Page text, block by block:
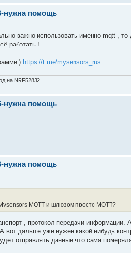
нужна помощь
важно использовать именно mqtt ,
работать !
) https://t.me/mysensors_rus
на NRF52832
нужна помощь
нужна помощь
MQTT и шлюзом просто MQTT?
, протокол передачи
дальше уже нужен какой нибудь
отправлять данные что сама